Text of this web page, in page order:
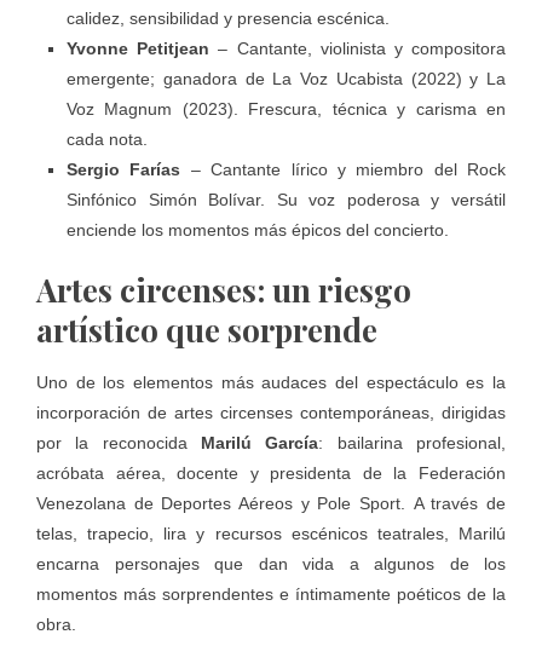
calidez, sensibilidad y presencia escénica.
Yvonne Petitjean – Cantante, violinista y compositora
emergente; ganadora de La Voz Ucabista (2022) y La
Voz Magnum (2023). Frescura, técnica y carisma en
cada nota.
Sergio Farías – Cantante lírico y miembro del Rock
Sinfónico Simón Bolívar. Su voz poderosa y versátil
enciende los momentos más épicos del concierto.
Artes circenses: un riesgo
artístico que sorprende
Uno de los elementos más audaces del espectáculo es la
incorporación de artes circenses contemporáneas, dirigidas
por la reconocida Marilú García: bailarina profesional,
acróbata aérea, docente y presidenta de la Federación
Venezolana de Deportes Aéreos y Pole Sport. A través de
telas, trapecio, lira y recursos escénicos teatrales, Marilú
encarna personajes que dan vida a algunos de los
momentos más sorprendentes e íntimamente poéticos de la
obra.